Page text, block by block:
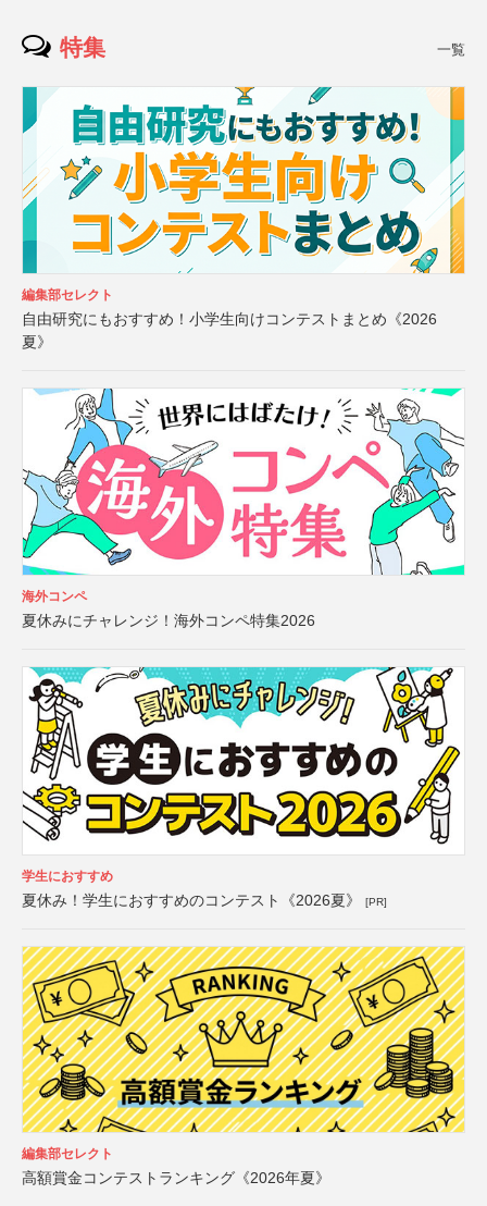
特集 一覧
編集部セレクト
自由研究にもおすすめ！小学生向けコンテストまとめ《2026
夏》
海外コンペ
夏休みにチャレンジ！海外コンペ特集2026
学生におすすめ
夏休み！学生におすすめのコンテスト《2026夏》 [PR]
編集部セレクト
高額賞金コンテストランキング《2026年夏》